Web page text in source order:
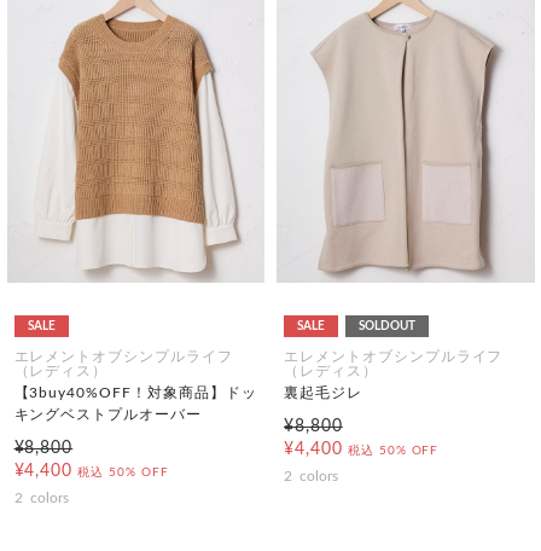
SALE
エレメントオブシンプルライフ
（レディス）
【3buy40%OFF！対象商品】ドッ
キングベストプルオーバー
¥8,800
¥4,400 税込 50% OFF
2 colors
SALE SOLDOUT
エレメントオブシンプルライフ
（レディス）
裏起毛ジレ
¥8,800
¥4,400 税込 50% OFF
2 colors